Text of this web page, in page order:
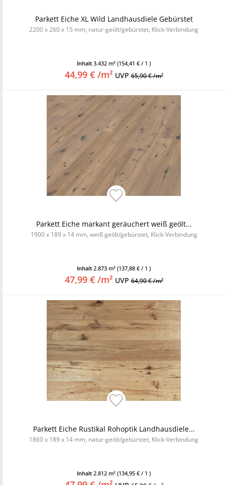
Parkett Eiche XL Wild Landhausdiele Gebürstet
2200 x 260 x 15 mm, natur-geölt/gebürstet, Klick-Verbindung
Inhalt 3.432 m² (154,41 € / 1 )
44,99 € /m² UVP65,90 € /m²
Parkett Eiche markant geräuchert weiß geölt...
1900 x 189 x 14 mm, weiß geölt/gebürstet, Klick-Verbindung
Inhalt 2.873 m² (137,88 € / 1 )
47,99 € /m² UVP64,90 € /m²
Parkett Eiche Rustikal Rohoptik Landhausdiele...
1860 x 189 x 14 mm, natur-geölt/gebürstet, Klick-Verbindung
Inhalt 2.812 m² (134,95 € / 1 )